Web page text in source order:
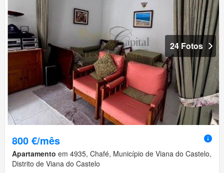
24 Fotos
800 €/mês
Apartamento em 4935, Chafé, Município de Viana do Castelo,
Distrito de Viana do Castelo